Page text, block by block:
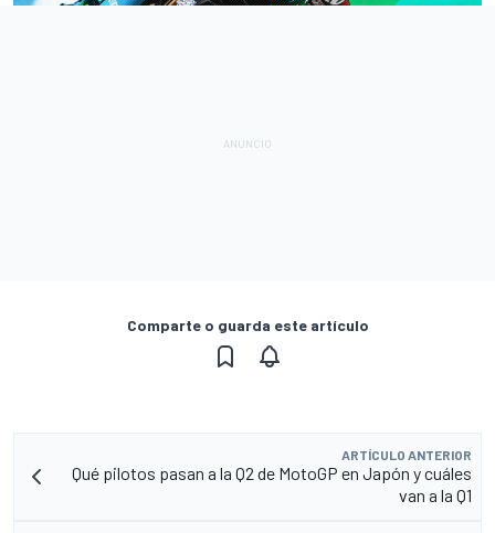
Comparte o guarda este artículo
ARTÍCULO ANTERIOR
Qué pilotos pasan a la Q2 de MotoGP en Japón y cuáles
van a la Q1